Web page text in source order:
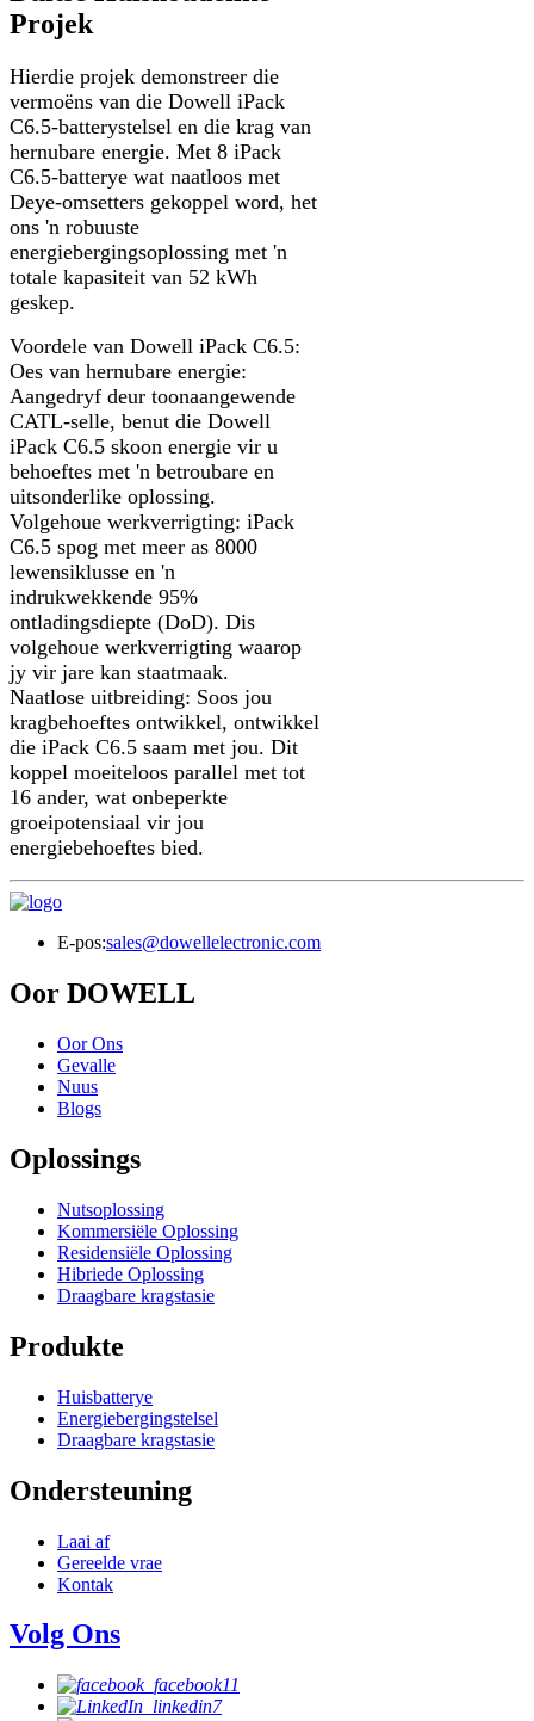
Projek
Hierdie projek demonstreer die
vermoëns van die Dowell iPack
C6.5-batterystelsel en die krag van
hernubare energie. Met 8 iPack
C6.5-batterye wat naatloos met
Deye-omsetters gekoppel word, het
ons 'n robuuste
energiebergingsoplossing met 'n
totale kapasiteit van 52 kWh
geskep.
Voordele van Dowell iPack C6.5:
Oes van hernubare energie:
Aangedryf deur toonaangewende
CATL-selle, benut die Dowell
iPack C6.5 skoon energie vir u
behoeftes met 'n betroubare en
uitsonderlike oplossing.
Volgehoue ​​werkverrigting: iPack
C6.5 spog met meer as 8000
lewensiklusse en 'n
indrukwekkende 95%
ontladingsdiepte (DoD). Dis
volgehoue ​​werkverrigting waarop
jy vir jare kan staatmaak.
Naatlose uitbreiding: Soos jou
kragbehoeftes ontwikkel, ontwikkel
die iPack C6.5 saam met jou. Dit
koppel moeiteloos parallel met tot
16 ander, wat onbeperkte
groeipotensiaal vir jou
energiebehoeftes bied.
E-pos:sales@dowellelectronic.com
Oor DOWELL
Oor Ons
Gevalle
Nuus
Blogs
Oplossings
Nutsoplossing
Kommersiële Oplossing
Residensiële Oplossing
Hibriede Oplossing
Draagbare kragstasie
Produkte
Huisbatterye
Energiebergingstelsel
Draagbare kragstasie
Ondersteuning
Laai af
Gereelde vrae
Kontak
Volg Ons